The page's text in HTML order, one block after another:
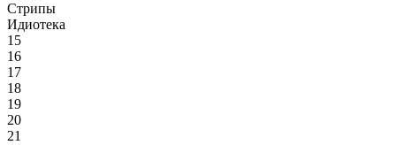
Стрипы
Идиотека
15
16
17
18
19
20
21